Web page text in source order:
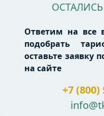
Ответим на все
подобрать
оставьте заявку
на сайте
+7 (800)